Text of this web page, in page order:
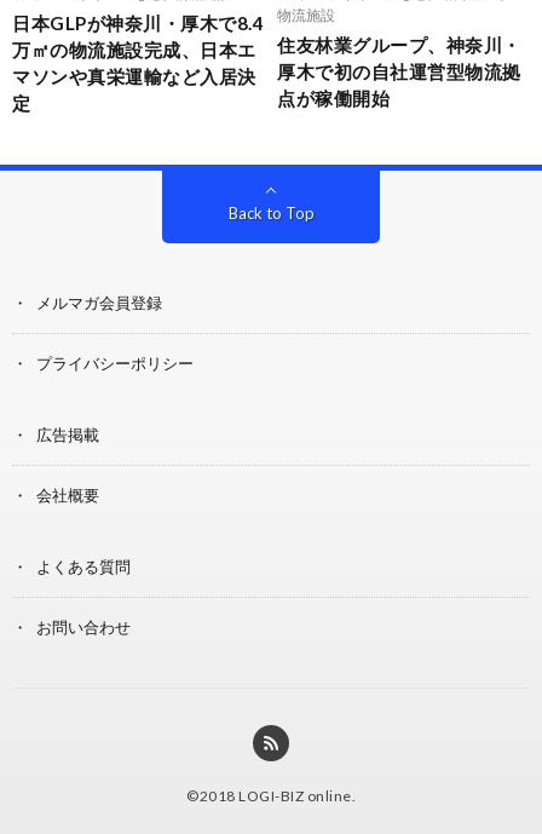
日本GLPが神奈川・厚木で8.4
万㎡の物流施設完成、日本エ
マソンや真栄運輸など入居決
定
物流施設
住友林業グループ、神奈川・
厚木で初の自社運営型物流拠
点が稼働開始
Back to Top
メルマガ会員登録
プライバシーポリシー
広告掲載
会社概要
よくある質問
お問い合わせ
©2018 LOGI-BIZ online